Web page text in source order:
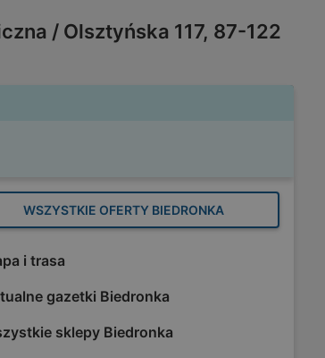
/ Olsztyńska 117, 87-122
WSZYSTKIE OFERTY BIEDRONKA
i trasa
gazetki Biedronka
sklepy Biedronka